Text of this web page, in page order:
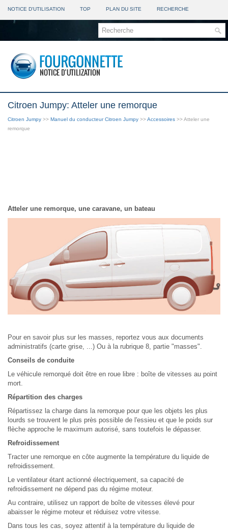
NOTICE D'UTILISATION TOP PLAN DU SITE RECHERCHE
Citroen Jumpy: Atteler une remorque
Citroen Jumpy >> Manuel du conducteur Citroen Jumpy >>Accessoires >> Atteler une
remorque
Atteler une remorque, une caravane, un bateau
Pour en savoir plus sur les masses, reportez vous aux documents
administratifs (carte grise, ...) Ou à la rubrique 8, partie "masses".
Conseils de conduite
Le véhicule remorqué doit être en roue libre : boîte de vitesses au point
mort.
Répartition des charges
Répartissez la charge dans la remorque pour que les objets les plus
lourds se trouvent le plus près possible de l'essieu et que le poids sur
flèche approche le maximum autorisé, sans toutefois le dépasser.
Refroidissement
Tracter une remorque en côte augmente la température du liquide de
refroidissement.
Le ventilateur étant actionné électriquement, sa capacité de
refroidissement ne dépend pas du régime moteur.
Au contraire, utilisez un rapport de boîte de vitesses élevé pour
abaisser le régime moteur et réduisez votre vitesse.
Dans tous les cas, soyez attentif à la température du liquide de